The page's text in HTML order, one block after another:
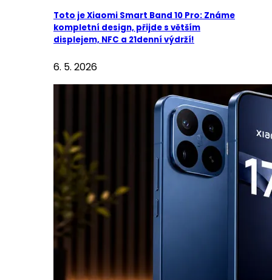
Toto je Xiaomi Smart Band 10 Pro: Známe
kompletní design, přijde s větším
displejem, NFC a 21denní výdrží!
6. 5. 2026